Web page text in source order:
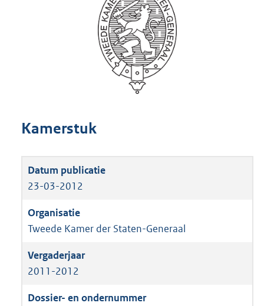
Kamerstuk
23-03-2012
Tweede Kamer der Staten-Generaal
2011-2012